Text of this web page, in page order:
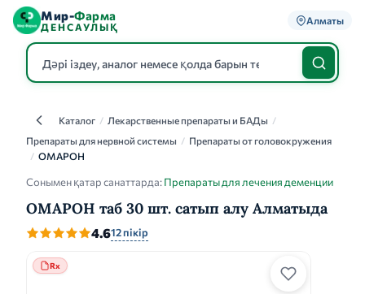
Мир-Фарма
ДЕНСАУЛЫҚ
Алматы
КаталогКаталог / Лекарственные препараты и БАДы /
Препараты для нервной системы / Препараты от головокружения
/ ОМАРОН
Сонымен қатар санаттарда:Препараты для лечения деменции
ОМАРОН таб 30 шт. сатып алу Алматыда
4.612 пікір
Rx